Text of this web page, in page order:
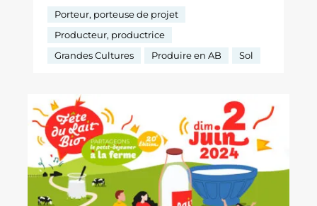
Porteur, porteuse de projet
Producteur, productrice
Grandes Cultures
Produire en AB Sol